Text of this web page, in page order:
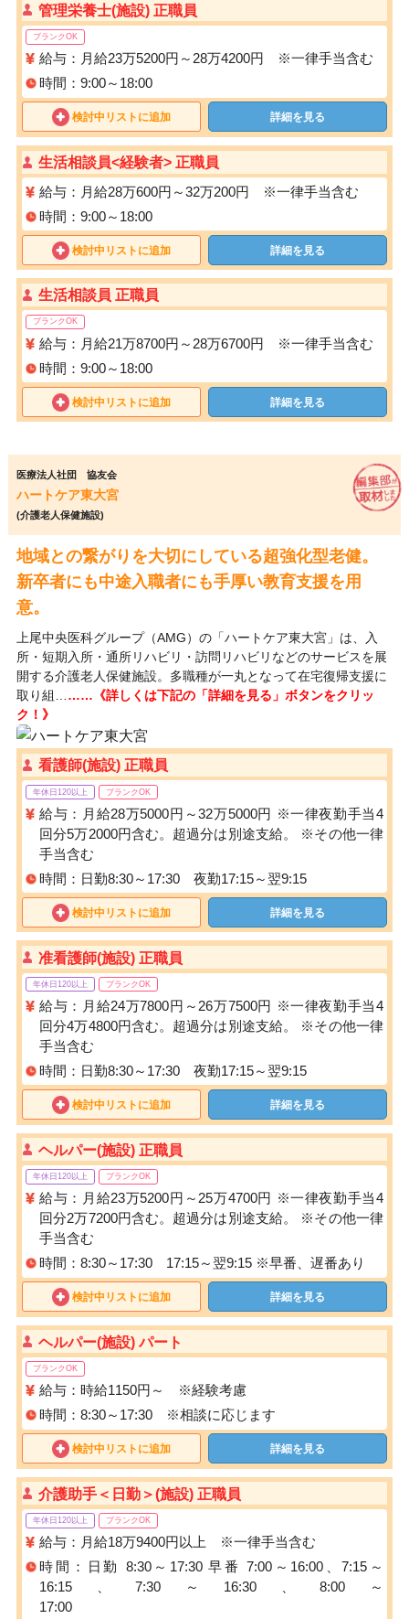
管理栄養士(施設) 正職員
ブランクOK
給与：月給23万5200円～28万4200円 ※一律手当含む
時間：9:00～18:00
検討中リストに追加 詳細を見る
生活相談員<経験者> 正職員
給与：月給28万600円～32万200円 ※一律手当含む
時間：9:00～18:00
検討中リストに追加 詳細を見る
生活相談員 正職員
ブランクOK
給与：月給21万8700円～28万6700円 ※一律手当含む
時間：9:00～18:00
検討中リストに追加 詳細を見る
医療法人社団 協友会
ハートケア東大宮
(介護老人保健施設)
地域との繋がりを大切にしている超強化型老健。
新卒者にも中途入職者にも手厚い教育支援を用
意。
上尾中央医科グループ（AMG）の「ハートケア東大宮」は、入
所・短期入所・通所リハビリ・訪問リハビリなどのサービスを展
開する介護老人保健施設。多職種が一丸となって在宅復帰支援に
取り組… ……《詳しくは下記の「詳細を見る」ボタンをクリッ
ク！》
看護師(施設) 正職員
年休日120以上 ブランクOK
給与：月給28万5000円～32万5000円 ※一律夜勤手当4
回分5万2000円含む。超過分は別途支給。 ※その他一律
手当含む
時間：日勤8:30～17:30 夜勤17:15～翌9:15
検討中リストに追加 詳細を見る
准看護師(施設) 正職員
年休日120以上 ブランクOK
給与：月給24万7800円～26万7500円 ※一律夜勤手当4
回分4万4800円含む。超過分は別途支給。 ※その他一律
手当含む
時間：日勤8:30～17:30 夜勤17:15～翌9:15
検討中リストに追加 詳細を見る
ヘルパー(施設) 正職員
年休日120以上 ブランクOK
給与：月給23万5200円～25万4700円 ※一律夜勤手当4
回分2万7200円含む。超過分は別途支給。 ※その他一律
手当含む
時間：8:30～17:30 17:15～翌9:15 ※早番、遅番あり
検討中リストに追加 詳細を見る
ヘルパー(施設) パート
ブランクOK
給与：時給1150円～ ※経験考慮
時間：8:30～17:30 ※相談に応じます
検討中リストに追加 詳細を見る
介護助手＜日勤＞(施設) 正職員
年休日120以上 ブランクOK
給与：月給18万9400円以上 ※一律手当含む
時間：日勤 8:30～17:30 早番 7:00～16:00、7:15～
16:15、7:30～16:30、8:00～